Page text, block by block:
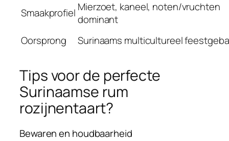
Smaakprofiel Mierzoet, kaneel, noten/vruchten
dominant
Oorsprong
Surinaams multicultureel
Tips voor de perfecte
Surinaamse rum
rozijnentaart?
Bewaren en houdbaarheid